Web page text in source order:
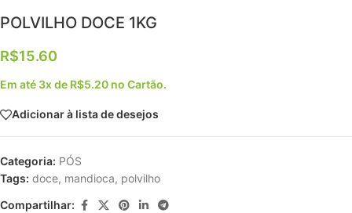
POLVILHO DOCE 1KG
R$15.60
Em até 3x de R$5.20 no Cartão.
Adicionar à lista de desejos
Categoria: PÓS
Tags: doce, mandioca, polvilho
Compartilhar: